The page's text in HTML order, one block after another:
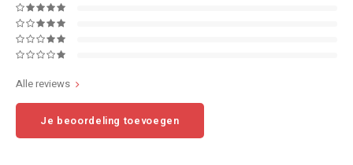
Alle reviews
Je beoordeling toevoegen